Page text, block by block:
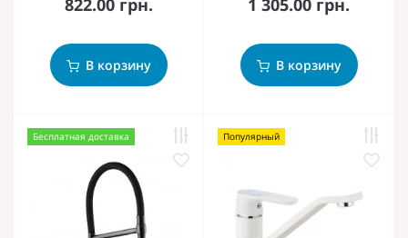
822.00 грн.
В корзину
1 305.00 грн.
В корзину
Бесплатная доставка Популярный